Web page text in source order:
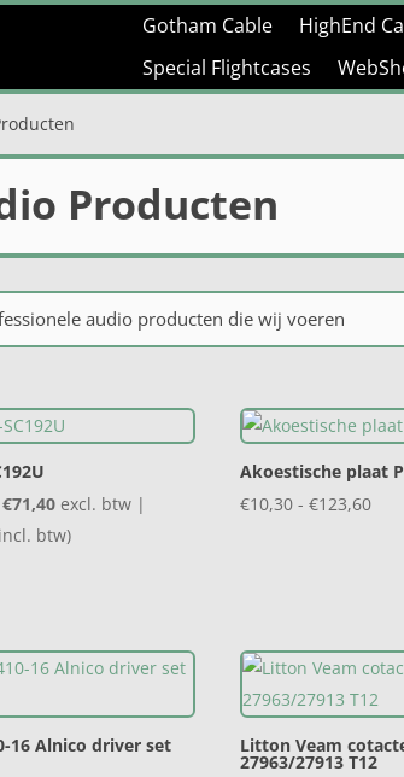
Gotham Cable HighEnd
Special Flightcases
Producten
audio producten die wij voeren
Oorspronkelijke
prijs
€71,40Huidige
prijs
excl. btw |
incl. btw)
Akoestische plaat
€10,30 - €123,60
16 Alnico driver set Litton Veam
27963/27913 T12